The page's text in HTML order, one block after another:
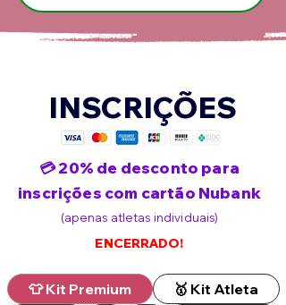
INSCRIÇÕES
💳 20% de desconto para
inscrições com cartão Nubank
(apenas atletas individuais)
ENCERRADO!
👕 Kit Premium
🥇 Kit Atleta